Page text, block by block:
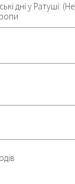
дні у Ратуші: